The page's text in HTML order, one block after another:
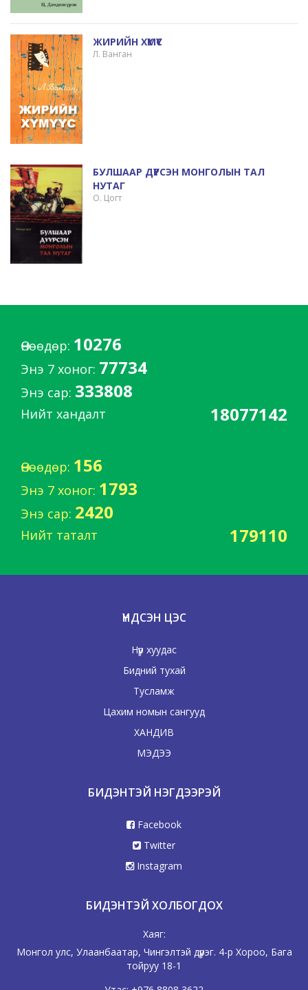
ЖИРИЙН ХҮМҮҮС
Л. Ванган
БУЛШААР ДҮҮРСЭН МОНГОЛЫН ТАЛ
НУТАГ
О. Цогт
Өнөөдөр: 10276
Энэ 7 хоног: 77734
Энэ сар: 333808
Нийт хандалт 18077142
Өнөөдөр: 156
Энэ 7 хоног: 1793
Энэ сар: 2420
Нийт таталт 179110
ҮНДСЭН ЦЭС
Нүүр хуудас
Бидний тухай
Тусламж
Цахим номын сангууд
ХАНДИВ
МЭДЭЭ
БИДЭНТЭЙ НЭГДЭЭРЭЙ
Facebook
Twitter
Instagram
БИДЭНТЭЙ ХОЛБОГДОХ
Хаяг:
Монгол улс, Улаанбаатар, Чингэлтэй дүүрэг. 4-р Хороо, Бага
тойруу 18-1